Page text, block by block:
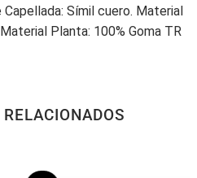
Símil cuero. Material
Planta: 100% Goma TR